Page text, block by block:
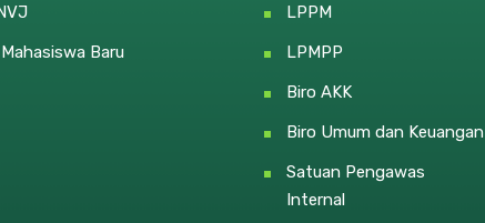
Baru
LPPM
LPMPP
Biro AKK
Biro Umum dan Keuangan
Satuan Pengawas
Internal